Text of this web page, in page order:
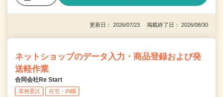
更新日： 2026/07/23 掲載終了日： 2026/08/30
ネットショップのデータ入力・商品登録および発
送軽作業
合同会社Re Start
業務委託 在宅・内職